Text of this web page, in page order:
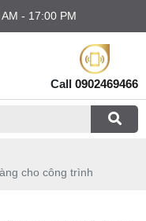
- 17:00 PM
Call 0902469466
cho công trình